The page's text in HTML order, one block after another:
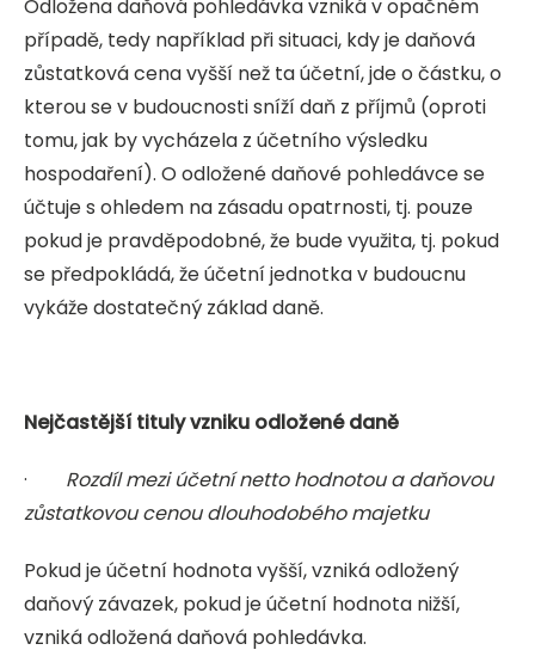
Odložena daňová pohledávka vzniká v opačném
případě, tedy například při situaci, kdy je daňová
zůstatková cena vyšší než ta účetní, jde o částku, o
kterou se v budoucnosti sníží daň z příjmů (oproti
tomu, jak by vycházela z účetního výsledku
hospodaření). O odložené daňové pohledávce se
účtuje s ohledem na zásadu opatrnosti, tj. pouze
pokud je pravděpodobné, že bude využita, tj. pokud
se předpokládá, že účetní jednotka v budoucnu
vykáže dostatečný základ daně.
Nejčastější tituly vzniku odložené daně
·
Rozdíl mezi účetní netto hodnotou a daňovou
zůstatkovou cenou dlouhodobého majetku
Pokud je účetní hodnota vyšší, vzniká odložený
daňový závazek, pokud je účetní hodnota nižší,
vzniká odložená daňová pohledávka.